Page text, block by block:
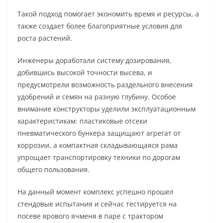
Такой подход помогает экономить время и ресурсы, а
также создает более благоприятные условия для
роста растений.
Инженеры доработали систему дозирования,
добившись высокой точности высева, и
предусмотрели возможность раздельного внесения
удобрений и семян на разную глубину. Особое
внимание конструкторы уделили эксплуатационным
характеристикам: пластиковые отсеки
пневматического бункера защищают агрегат от
коррозии, а компактная складывающаяся рама
упрощает транспортировку техники по дорогам
общего пользования.
На данный момент комплекс успешно прошел
стендовые испытания и сейчас тестируется на
посеве ярового ячменя в паре с трактором